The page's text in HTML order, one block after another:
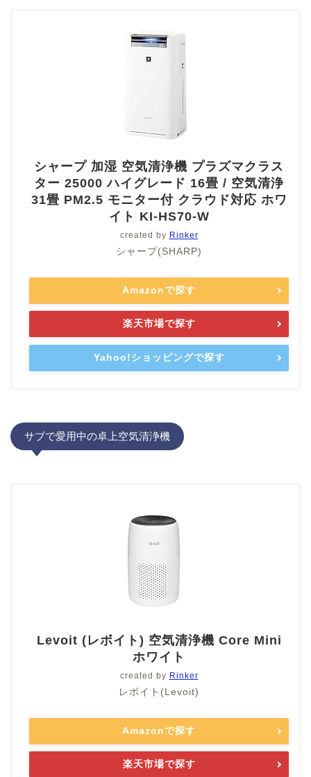
シャープ 加湿 空気清浄機 プラズマクラス
ター 25000 ハイグレード 16畳 / 空気清浄
31畳 PM2.5 モニター付 クラウド対応 ホワ
イト KI-HS70-W
created by Rinker
シャープ(SHARP)
Amazonで探す
楽天市場で探す
Yahoo!ショッピングで探す
サブで愛用中の卓上空気清浄機
Levoit (レボイト) 空気清浄機 Core Mini
ホワイト
created by Rinker
レボイト(Levoit)
Amazonで探す
楽天市場で探す